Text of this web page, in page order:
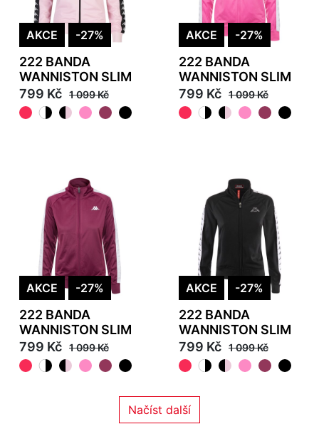
AKCE -27%
222 BANDA
WANNISTON SLIM
799 Kč 1 099 Kč
AKCE -27%
222 BANDA
WANNISTON SLIM
799 Kč 1 099 Kč
AKCE -27%
222 BANDA
WANNISTON SLIM
799 Kč 1 099 Kč
AKCE -27%
222 BANDA
WANNISTON SLIM
799 Kč 1 099 Kč
Načíst další